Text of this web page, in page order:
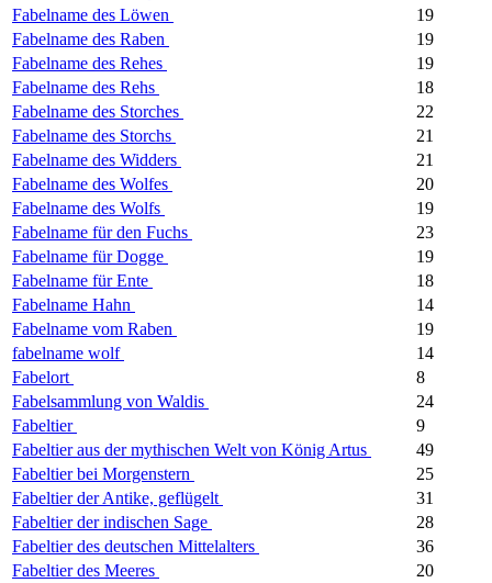
Fabelname des Löwen
19
Fabelname des Raben
19
Fabelname des Rehes
19
Fabelname des Rehs
18
Fabelname des Storches
22
Fabelname des Storchs
21
Fabelname des Widders
21
Fabelname des Wolfes
20
Fabelname des Wolfs
19
Fabelname für den Fuchs
23
Fabelname für Dogge
19
Fabelname für Ente
18
Fabelname Hahn
14
Fabelname vom Raben
19
fabelname wolf
14
Fabelort
8
Fabelsammlung von Waldis
24
Fabeltier
9
Fabeltier aus der mythischen Welt von König Artus
49
Fabeltier bei Morgenstern
25
Fabeltier der Antike, geflügelt
31
Fabeltier der indischen Sage
28
Fabeltier des deutschen Mittelalters
36
Fabeltier des Meeres
20